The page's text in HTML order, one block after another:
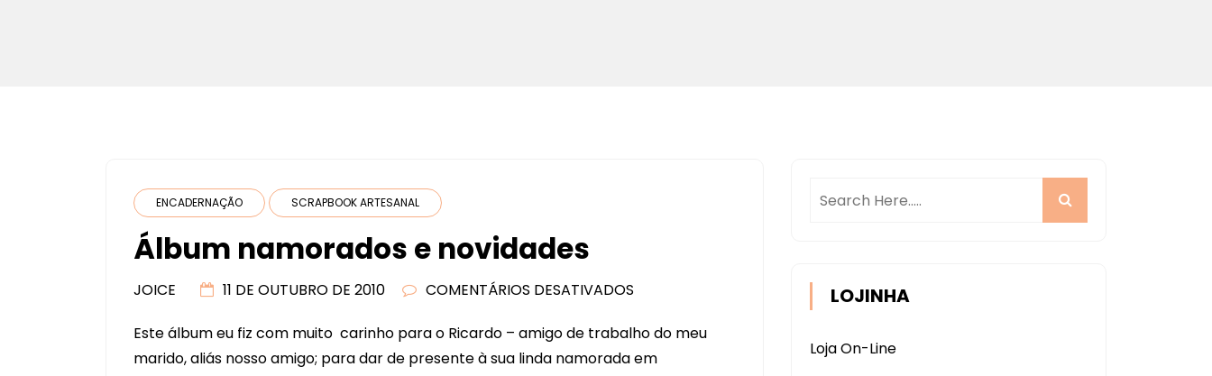
ENCADERNAÇÃO SCRAPBOOK ARTESANAL
Álbum namorados e novidades
JOICE 11 DE OUTUBRO DE 2010 COMENTÁRIOS DESATIVADOS
NAMORADOS
E
Este álbum eu fiz com muito carinho para o Ricardo – amigo de trabalho do meu
marido, aliás nosso amigo; para dar de presente à sua linda namorada em
LOJINHA
Loja On-Line